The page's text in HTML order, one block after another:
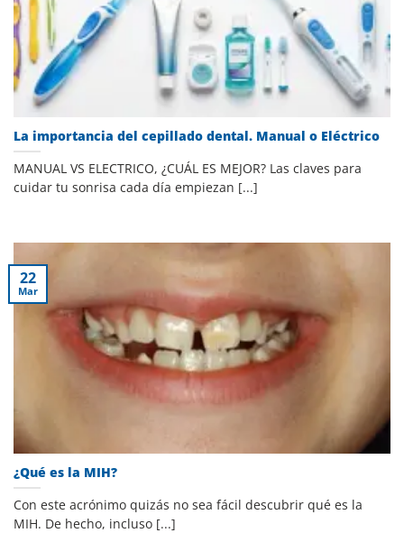
La importancia del cepillado dental. Manual o Eléctrico
MANUAL VS ELECTRICO, ¿CUÁL ES MEJOR? Las claves para
cuidar tu sonrisa cada día empiezan [...]
¿Qué es la MIH?
Con este acrónimo quizás no sea fácil descubrir qué es la
MIH. De hecho, incluso [...]
22
Mar